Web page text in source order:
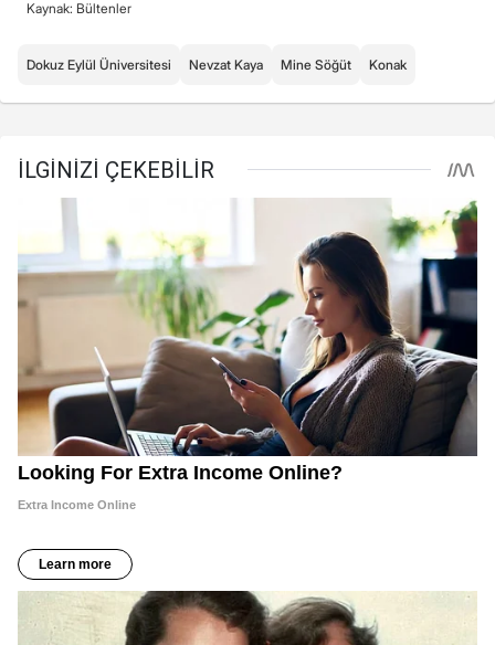
Kaynak: Bültenler
Dokuz Eylül Üniversitesi Nevzat Kaya Mine Söğüt Konak